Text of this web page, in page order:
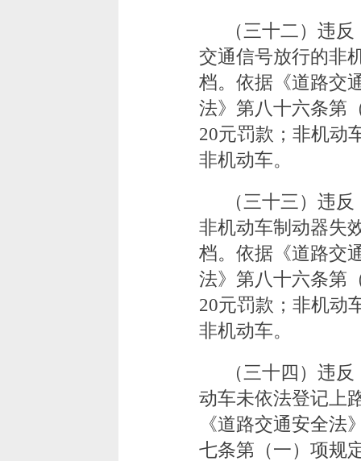
（三十二）违
交通信号放行的非
档。依据《道路交
法》第八十六条第
20元罚款；非机动
非机动车。
（三十三）违
非机动车制动器失
档。依据《道路交
法》第八十六条第
20元罚款；非机动
非机动车。
（三十四）违
动车未依法登记上
《道路交通安全法
七条第（一）项规